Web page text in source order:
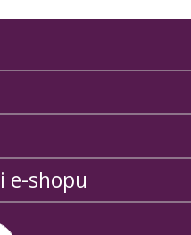
e-shopu